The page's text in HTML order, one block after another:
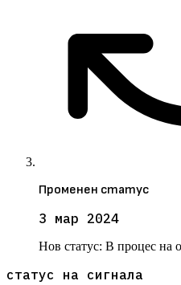
Променен статус
3 мар 2024
Нов статус: В процес на
статус на сигнала